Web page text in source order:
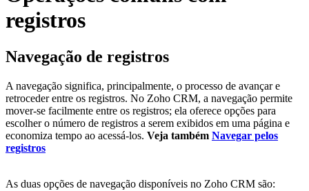
registros
Navegação de registros
A navegação significa, principalmente, o processo de avançar e
retroceder entre os registros. No Zoho CRM, a navegação permite
mover-se facilmente entre os registros; ela oferece opções para
escolher o número de registros a serem exibidos em uma página e
economiza tempo ao acessá-los. Veja também Navegar pelos
registros
As duas opções de navegação disponíveis no Zoho CRM são: